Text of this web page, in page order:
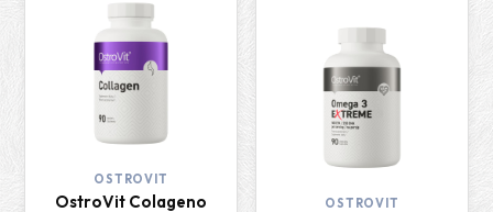
OSTROVIT
OstroVit Colageno
OSTROVIT